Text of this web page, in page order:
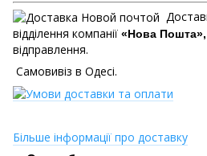
відділення компанії «Нова Пошта»,
відправлення.
Самовивіз в Одесі.
Більше інформації про доставку